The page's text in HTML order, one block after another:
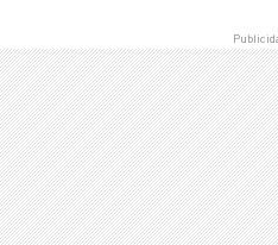
eu preciso fazer para
longo do ano ela vai
e esquece que é
Gustavo.